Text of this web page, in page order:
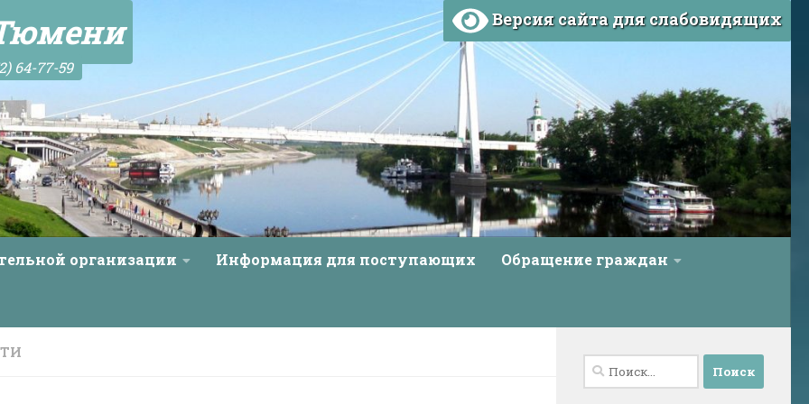
64-77-59
Версия сайта для слабовидящих
организации Информация для поступающих Обращение граждан
Найти: